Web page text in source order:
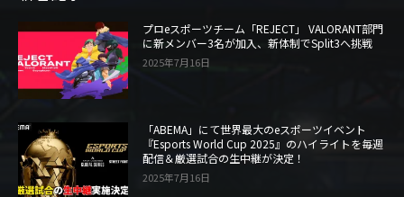
プロeスポーツチーム「REJECT」 VALORANT部門
に新メンバー3名が加入、新体制でSplit3へ挑戦
2025年7月16日
「ABEMA」にて世界最大のeスポーツイベント
『Esports World Cup 2025』のハイライトを毎週
配信＆厳選試合の生中継が決定！
2025年7月16日